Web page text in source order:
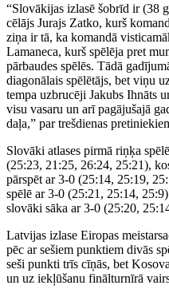
“Slovākijas izlasē šobrīd ir (38
cēlājs Jurajs Zatko, kurš
ziņa ir tā, ka komandā
Lamaneca, kurš spēlēja pret
pārbaudes spēlēs. Tādā
diagonālais spēlētājs, bet viņu
tempa uzbrucēji Jakubs Ihnāts
visu vasaru un arī pagājušajā
daļa,” par trešdienas
Slovāki atlases pirmā riņķa
(25:23, 21:25, 26:24, 25:21),
pārspēt ar 3-0 (25:14, 25:19,
spēlē ar 3-0 (25:21, 25:14,
slovāki sāka ar 3-0 (25:20,
Latvijas izlase Eiropas
pēc ar sešiem punktiem divās
seši punkti trīs cīņās, bet
un uz iekļūšanu finālturnīrā